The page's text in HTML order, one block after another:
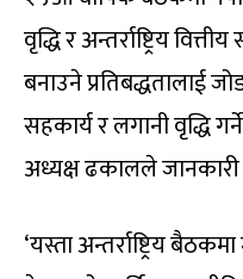
वृद्धि र अन्तर्राष्ट्रिय
बनाउने प्रतिबद्धतालाई
सहकार्य र लगानी वृद्धि
अध्यक्ष ढकालले जानकारी
‘यस्ता अन्तर्राष्ट्रिय